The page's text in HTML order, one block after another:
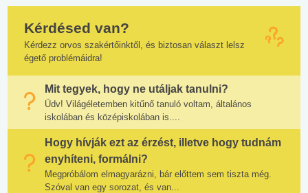
Kérdésed van?
Kérdezz orvos szakértőinktől, és biztosan választ lelsz
égető problémáidra!
Mit tegyek, hogy ne utáljak tanulni?
Üdv! Világéletemben kitűnő tanuló voltam, általános
iskolában és középiskolában is....
Hogy hívják ezt az érzést, illetve hogy tudnám
enyhíteni, formálni?
Megpróbálom elmagyarázni, bár előttem sem tiszta még.
Szóval van egy sorozat, és van...